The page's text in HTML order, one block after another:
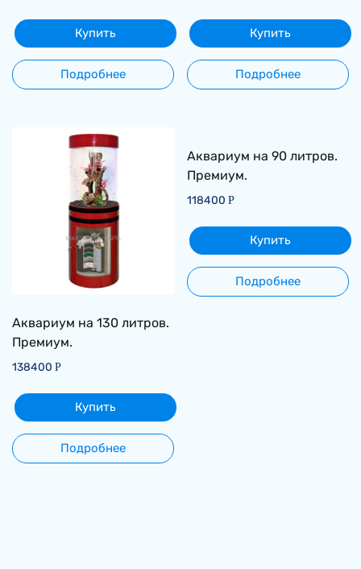
Купить
Подробнее
Купить
Подробнее
Аквариум на 130 литров.
Премиум.
138400 Р
Купить
Подробнее
Аквариум на 90 литров.
Премиум.
118400Р
Купить
Подробнее